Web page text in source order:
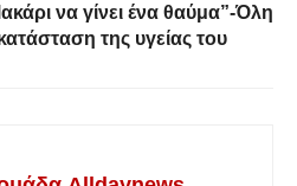
να γίνει ένα θαύμα”-Όλη
της υγείας του